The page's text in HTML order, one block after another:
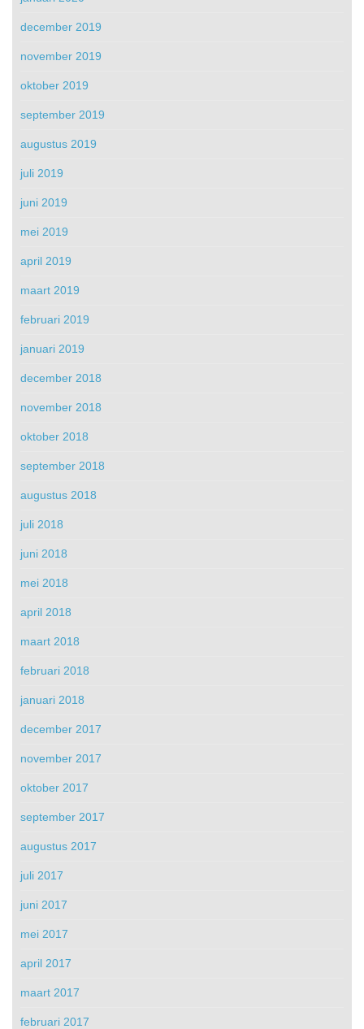
december 2019
november 2019
oktober 2019
september 2019
augustus 2019
juli 2019
juni 2019
mei 2019
april 2019
maart 2019
februari 2019
januari 2019
december 2018
november 2018
oktober 2018
september 2018
augustus 2018
juli 2018
juni 2018
mei 2018
april 2018
maart 2018
februari 2018
januari 2018
december 2017
november 2017
oktober 2017
september 2017
augustus 2017
juli 2017
juni 2017
mei 2017
april 2017
maart 2017
februari 2017